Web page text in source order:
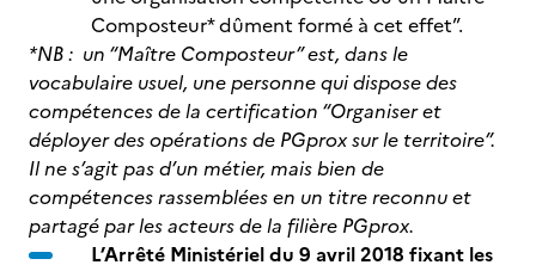
Composteur* dûment formé à cet effet”.
*NB : un “Maître Composteur” est, dans le
vocabulaire usuel, une personne qui dispose des
compétences de la certification “Organiser et
déployer des opérations de PGprox sur le territoire”.
Il ne s’agit pas d’un métier, mais bien de
compétences rassemblées en un titre reconnu et
partagé par les acteurs de la filière PGprox.
L’Arrêté Ministériel du 9 avril 2018 fixant les